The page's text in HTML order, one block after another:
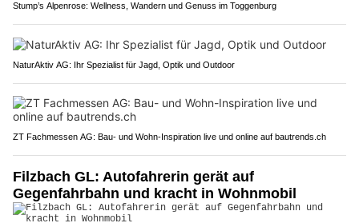
Stump’s Alpenrose: Wellness, Wandern und Genuss im Toggenburg
NaturAktiv AG: Ihr Spezialist für Jagd, Optik und Outdoor
ZT Fachmessen AG: Bau- und Wohn-Inspiration live und online auf bautrends.ch
Filzbach GL: Autofahrerin gerät auf
Gegenfahrbahn und kracht in Wohnmobil